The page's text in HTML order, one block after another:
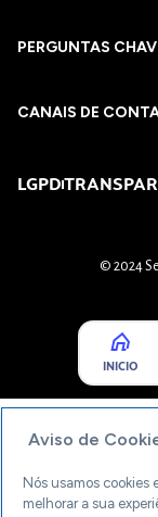
PERGUNTAS
CANAIS DE
LGPD
© 2024
INICIO
Aviso de
Nós usamos cookies
melhorar a sua